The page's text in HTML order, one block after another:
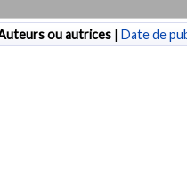
ou autrices | Date de